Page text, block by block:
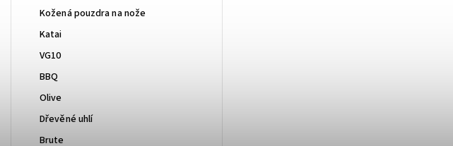
Kožená pouzdra na nože
Katai
VG10
BBQ
Olive
Dřevěné uhlí
Brute